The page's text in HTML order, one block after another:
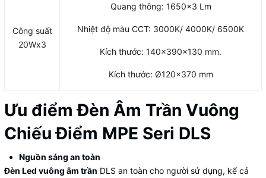
Công suất
20Wx3
Quang thông: 1650×3 Lm
Nhiệt độ màu CCT: 3000K/ 4000K/ 6500K
Kích thước: 140x390x130 mm.
Kích thước: Ø120×370 mm
Ưu điểm Đèn Âm Trần Vuông
Chiếu Điểm MPE Seri DLS
Nguồn sáng an toàn
Đèn Led vuông âm trần DLS an toàn cho người sử dụng, kể cả